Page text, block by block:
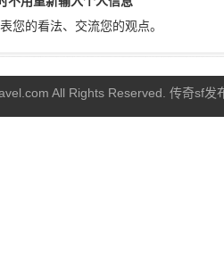
您的看法、交流您的观点。
All Rights Reserved. 传奇sf发